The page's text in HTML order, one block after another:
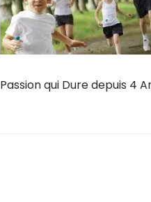
Passion qui Dure depuis 4